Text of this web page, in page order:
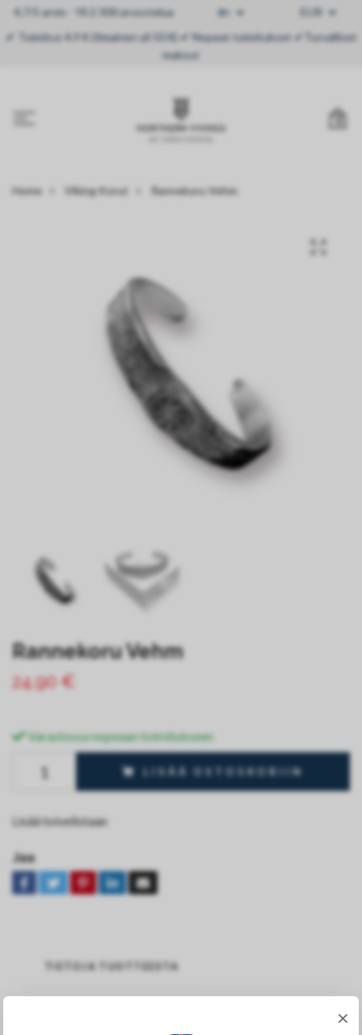
4,7/5 arvio - Yli 2 300 arvostelua
EUR
✔ Toimitus 4.9 € (Ilmainen yli 50 €) ✔ Nopeat toimitukset ✔Turvalliset
maksut
Home Viking Korut Rannekoru Vehm
Rannekoru Vehm
24,90 €
Varastossa nopeaan toimitukseen
LISÄÄ OSTOSKORIIN
Lisää toivelistaan
Jaa
TIETOJA TUOTTEESTA
×